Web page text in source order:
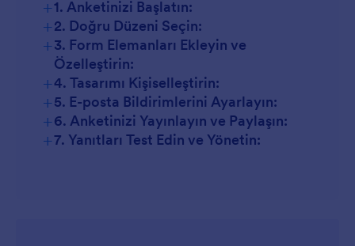
Evlilik Öncesi Değerlendirmeler:
+1. Anketinizi Başlatın:
+2. Doğru Düzeni Seçin:
+3. Form Elemanları Ekleyin ve
Özelleştirin:
+4. Tasarımı Kişiselleştirin:
+5. E-posta Bildirimlerini Ayarlayın:
+6. Anketinizi Yayınlayın ve Paylaşın:
+7. Yanıtları Test Edin ve Yönetin: